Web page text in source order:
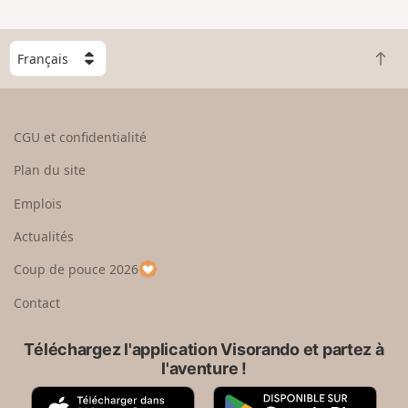
g
n
C
h
o
e
u
p
a
R
e
CGU et confidentialité
Plan du site
Emplois
Actualités
Coup de pouce 2026
Contact
Téléchargez l'application Visorando et partez à
l'aventure !
A
G